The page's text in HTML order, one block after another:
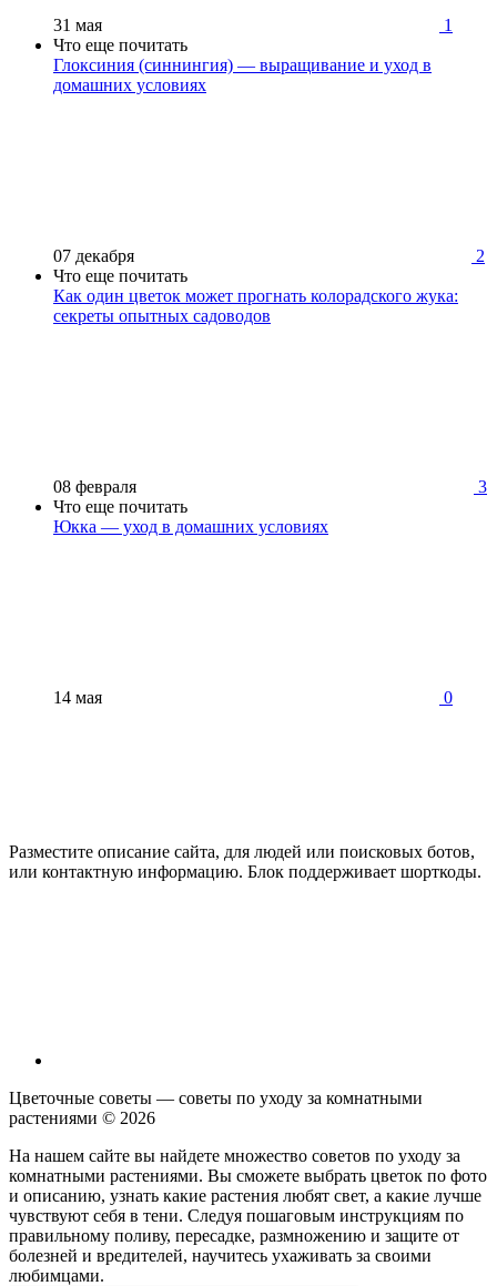
31 мая
1
Что еще почитать
Глоксиния (синнингия) — выращивание и уход в
домашних условиях
07 декабря
2
Что еще почитать
Как один цветок может прогнать колорадского жука:
секреты опытных садоводов
08 февраля
3
Что еще почитать
Юкка — уход в домашних условиях
14 мая 0
Разместите описание сайта, для людей или поисковых ботов,
или контактную информацию. Блок поддерживает шорткоды.
Цветочные советы — советы по уходу за комнатными
растениями © 2026
На нашем сайте вы найдете множество советов по уходу за
комнатными растениями. Вы сможете выбрать цветок по фото
и описанию, узнать какие растения любят свет, а какие лучше
чувствуют себя в тени. Следуя пошаговым инструкциям по
правильному поливу, пересадке, размножению и защите от
болезней и вредителей, научитесь ухаживать за своими
любимцами.